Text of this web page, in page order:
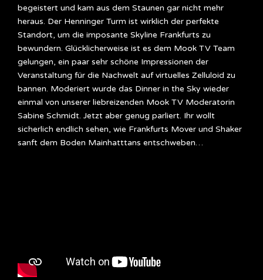
begeistert und kam aus dem Staunen gar nicht mehr
heraus. Der Henninger Turm ist wirklich der perfekte
Standort, um die imposante Skyline Frankfurts zu
bewundern. Glücklicherweise ist es dem Mook TV Team
gelungen, ein paar sehr schöne Impressionen der
Veranstaltung für die Nachwelt auf virtuelles Zelluloid zu
bannen. Moderiert wurde das Dinner in the Sky wieder
einmal von unserer liebreizenden Mook TV Moderatorin
Sabine Schmidt. Jetzt aber genug parliert. Ihr wollt
sicherlich endlich sehen, wie Frankfurts Mover und Shaker
sanft dem Boden Mainhatttans entschweben…